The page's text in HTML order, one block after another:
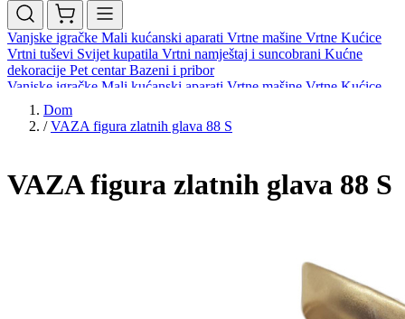
Vanjske igračke Mali kućanski aparati Vrtne mašine Vrtne Kućice
Vrtni tuševi Svijet kupatila Vrtni namještaj i suncobrani Kućne
dekoracije Pet centarBazeni i pribor
Vanjske igračke Mali kućanski aparati Vrtne mašine Vrtne Kućice
Vrtni tuševi
dekoracijePet centar Bazeni i pribor
Dom
/ VAZA figura zlatnih glava 88 S
VAZA figura zlatnih glava 88 S